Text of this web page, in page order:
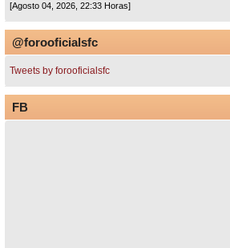
[Agosto 04, 2026, 22:33 Horas]
@forooficialsfc
Tweets by forooficialsfc
FB